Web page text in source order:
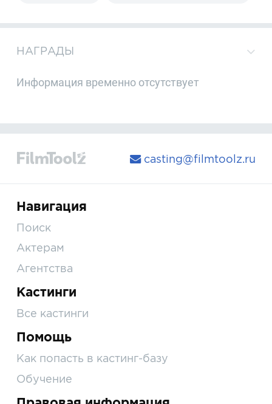
НАГРАДЫ
Информация временно отсутствует
casting@filmtoolz.ru
Навигация
Поиск
Актерам
Агентства
Кастинги
Все кастинги
Помощь
Как попасть в кастинг-базу
Обучение